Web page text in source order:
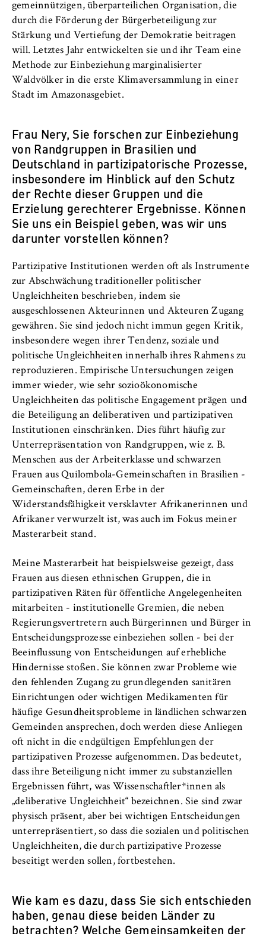
gemeinnützigen, überparteilichen Organisation, die
durch die Förderung der Bürgerbeteiligung zur
Stärkung und Vertiefung der Demokratie beitragen
will. Letztes Jahr entwickelten sie und ihr Team eine
Methode zur Einbeziehung marginalisierter
Waldvölker in die erste Klimaversammlung in einer
Stadt im Amazonasgebiet.
Frau Nery, Sie forschen zur Einbeziehung
von Randgruppen in Brasilien und
Deutschland in partizipatorische Prozesse,
insbesondere im Hinblick auf den Schutz
der Rechte dieser Gruppen und die
Erzielung gerechterer Ergebnisse. Können
Sie uns ein Beispiel geben, was wir uns
darunter vorstellen können?
Partizipative Institutionen werden oft als Instrumente
zur Abschwächung traditioneller politischer
Ungleichheiten beschrieben, indem sie
ausgeschlossenen Akteurinnen und Akteuren Zugang
gewähren. Sie sind jedoch nicht immun gegen Kritik,
insbesondere wegen ihrer Tendenz, soziale und
politische Ungleichheiten innerhalb ihres Rahmens zu
reproduzieren. Empirische Untersuchungen zeigen
immer wieder, wie sehr sozioökonomische
Ungleichheiten das politische Engagement prägen und
die Beteiligung an deliberativen und partizipativen
Institutionen einschränken. Dies führt häufig zur
Unterrepräsentation von Randgruppen, wie z. B.
Menschen aus der Arbeiterklasse und schwarzen
Frauen aus Quilombola-Gemeinschaften in Brasilien -
Gemeinschaften, deren Erbe in der
Widerstandsfähigkeit versklavter Afrikanerinnen und
Afrikaner verwurzelt ist, was auch im Fokus meiner
Masterarbeit stand.
Meine Masterarbeit hat beispielsweise gezeigt, dass
Frauen aus diesen ethnischen Gruppen, die in
partizipativen Räten für öffentliche Angelegenheiten
mitarbeiten - institutionelle Gremien, die neben
Regierungsvertretern auch Bürgerinnen und Bürger in
Entscheidungsprozesse einbeziehen sollen - bei der
Beeinflussung von Entscheidungen auf erhebliche
Hindernisse stoßen. Sie können zwar Probleme wie
den fehlenden Zugang zu grundlegenden sanitären
Einrichtungen oder wichtigen Medikamenten für
häufige Gesundheitsprobleme in ländlichen schwarzen
Gemeinden ansprechen, doch werden diese Anliegen
oft nicht in die endgültigen Empfehlungen der
partizipativen Prozesse aufgenommen. Das bedeutet,
dass ihre Beteiligung nicht immer zu substanziellen
Ergebnissen führt, was Wissenschaftler*innen als
„deliberative Ungleichheit“ bezeichnen. Sie sind zwar
physisch präsent, aber bei wichtigen Entscheidungen
unterrepräsentiert, so dass die sozialen und politischen
Ungleichheiten, die durch partizipative Prozesse
beseitigt werden sollen, fortbestehen.
Wie kam es dazu, dass Sie sich entschieden
haben, genau diese beiden Länder zu
betrachten? Welche Gemeinsamkeiten der
Cookie Laufzeit:
1 Jahr
TYPO3 Frontend Nutzer
Name:
Anbieter:
Betreiber dieser Website
Zweck:
Dient der Identifizierung der
Browsersitzung für eingeloggte Frontend-
Benutzer (z. B. im geschützten
Mitgliederbereich). Er speichert die
Session-ID und sorgt dafür, dass der Nutzer
Cookie Laufzeit:
Für die Dauer der Browsersitzung
MARKETING
Youtube
Name:
VISITOR_INFO1_LIVE, YSC, yt-remote-
connected-devices
Anbieter:
Google Ireland Limited
Zweck:
Erlaubt das Anzeigen und Abspielen von
eingebetteten YouTube-Videos, wobei Daten
an Google übertragen und Cookies gesetzt
werden.
Cookie Laufzeit:
bis zu 2 Jahre
STATISTIK
Matomo
Name:
_pk_id, _pk_ses, _pk_ref
Anbieter:
Matomo
Zweck:
Ermöglicht die anonyme Analyse Ihres
Nutzerverhaltens auf unserer Website, um
unser Angebot fortlaufend zu verbessern.
Hierzu werden Cookies gesetzt, die uns
helfen zu verstehen, welche Seiten am
häufigsten besucht werden.
Cookie Laufzeit:
bis zu 13 Monate